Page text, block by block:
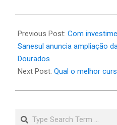
04-
09
Previous Post: Com
Sanesul anuncia ampliação
Dourados
Next Post: Qual o melhor
Search